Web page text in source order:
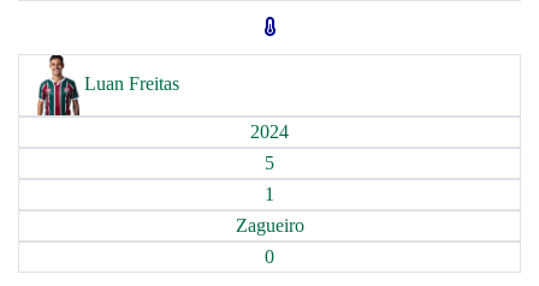
Luan Freitas
2024
5
1
Zagueiro
0